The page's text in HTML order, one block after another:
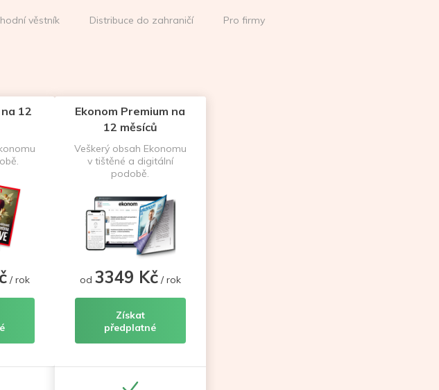
věstník Distribuce do zahraničí Pro firmy
12
/ rok
Ekonom Premium na
12 měsíců
Veškerý obsah Ekonomu
v tištěné a digitální
podobě.
od 3349 Kč/ rok
Získat
předplatné